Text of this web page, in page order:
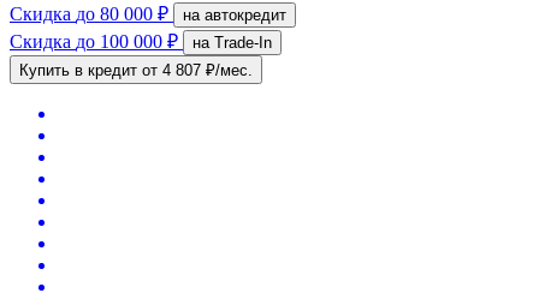
Скидка до 80 000 ₽ на автокредит
Скидка до 100 000 ₽
на Trade-In
Купить в кредит от 4 807 ₽/мес.